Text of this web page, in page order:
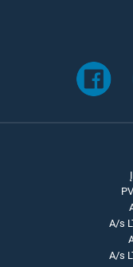
A/s
A/s